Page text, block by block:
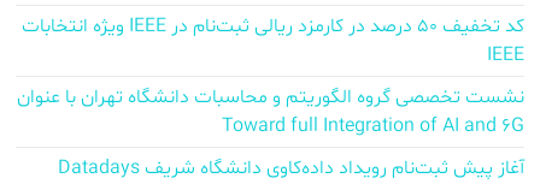
کد تخفیف ۵۰ درصد در کارمزد ریالی ثبت‌نام در IEEE ویژه انتخابات
IEEE
نشست تخصصی گروه الگوریتم و محاسبات دانشگاه تهران با عنوان
Toward full Integration of AI and 6G
آغاز پیش‌ ثبت‌نام رویداد داده‌کاوی دانشگاه شریف Datadays